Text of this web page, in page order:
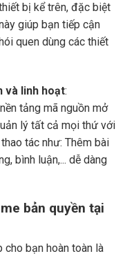
bị kể trên, đặc biệt
giúp bạn tiếp cận
quen dùng các thiết
và linh hoạt:
tảng mã nguồn mở
lý tất cả mọi thứ với
tác như: Thêm bài
bình luận,... dễ dàng
bản quyền tại
cho bạn hoàn toàn là